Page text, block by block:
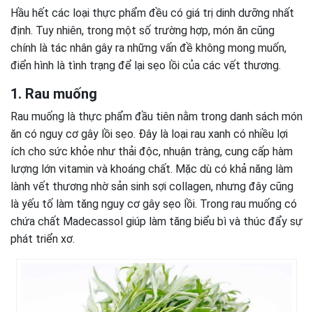
Hầu hết các loại thực phẩm đều có giá trị dinh dưỡng nhất
định. Tuy nhiên, trong một số trường hợp, món ăn cũng
chính là tác nhân gây ra những vấn đề không mong muốn,
điển hình là tình trạng để lại sẹo lồi của các vết thương.
1. Rau muống
Rau muống là thực phẩm đầu tiên nằm trong danh sách món
ăn có nguy cơ gây lồi sẹo. Đây là loại rau xanh có nhiều lợi
ích cho sức khỏe như thải độc, nhuận tràng, cung cấp hàm
lượng lớn vitamin và khoáng chất. Mặc dù có khả năng làm
lành vết thương nhờ sản sinh sợi collagen, nhưng đây cũng
là yếu tố làm tăng nguy cơ gây sẹo lồi. Trong rau muống có
chứa chất Madecassol giúp làm tăng biểu bì và thúc đẩy sự
phát triển xơ.